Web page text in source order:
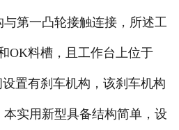
第一凸轮接触连接，所述工
OK料槽，且工作台上位于
置有刹车机构，该刹车机构
实用新型具备结构简单，设